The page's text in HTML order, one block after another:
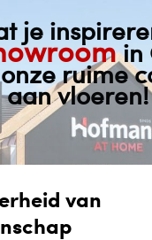
je
in
ruime
aan vloeren!
van